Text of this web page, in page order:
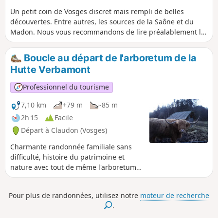
Un petit coin de Vosges discret mais rempli de belles
découvertes. Entre autres, les sources de la Saône et du
Madon. Nous vous recommandons de lire préalablement la
description afin d'identifier par avance les points
particuliers du circuit.
Boucle au départ de l'arboretum de la
Hutte Verbamont
Professionnel du tourisme
7,10 km
+79 m
-85 m
2h 15
Facile
Départ à Claudon (Vosges)
Charmante randonnée familiale sans
difficulté, histoire du patrimoine et
nature avec tout de même l'arboretum
qui comporte le second plus haut
école
Pour plus de randonnées, utilisez notre moteur de recherche
.